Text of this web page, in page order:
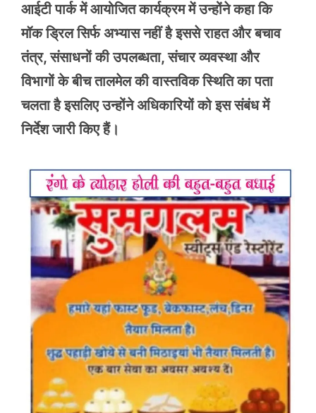
आईटी पार्क में आयोजित कार्यक्रम में उन्होंने कहा कि
मॉक ड्रिल सिर्फ अभ्यास नहीं है इससे राहत और बचाव
तंत्र, संसाधनों की उपलब्धता, संचार व्यवस्था और
विभागों के बीच तालमेल की वास्तविक स्थिति का पता
चलता है इसलिए उन्होंने अधिकारियों को इस संबंध में
निर्देश जारी किए हैं।